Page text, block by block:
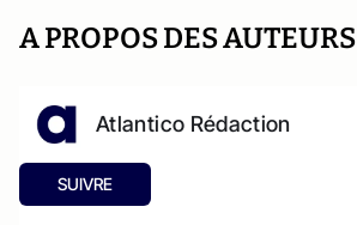
A PROPOS DES AUTEURS
Atlantico Rédaction
SUIVRE